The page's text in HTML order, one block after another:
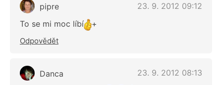
pipre
23. 9. 2012 09:12
To se mi moc líbí
+
Odpovědět
Danca
23. 9. 2012 08:13